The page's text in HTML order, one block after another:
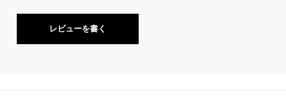
レビューを書く